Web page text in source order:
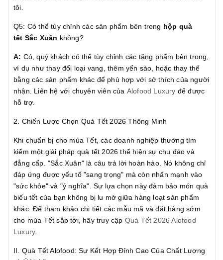
tôi.
Q5: Có thể tùy chỉnh các sản phẩm bên trong hộp quà
tết Sắc Xuân không?
A: Có, quý khách có thể tùy chỉnh các tặng phẩm bên trong,
ví dụ như thay đổi loại vang, thêm yến sào, hoặc thay thế
bằng các sản phẩm khác để phù hợp với sở thích của người
nhận. Liên hệ với chuyên viên của Alofood Luxury để được
hỗ trợ.
2. Chiến Lược Chọn Quà Tết 2026 Thông Minh
Khi chuẩn bị cho mùa Tết, các doanh nghiệp thường tìm
kiếm một giải pháp quà tết 2026 thể hiện sự chu đáo và
đẳng cấp. "Sắc Xuân" là câu trả lời hoàn hảo. Nó không chỉ
đáp ứng được yếu tố "sang trọng" mà còn nhấn mạnh vào
"sức khỏe" và "ý nghĩa". Sự lựa chọn này đảm bảo món quà
biếu tết của bạn không bị lu mờ giữa hàng loạt sản phẩm
khác. Để tham khảo chi tiết các mẫu mã và đặt hàng sớm
cho mùa Tết sắp tới, hãy truy cập Quà Tết 2026 Alofood
Luxury.
II. Quà Tết Alofood: Sự Kết Hợp Đỉnh Cao Của Chất Lượng